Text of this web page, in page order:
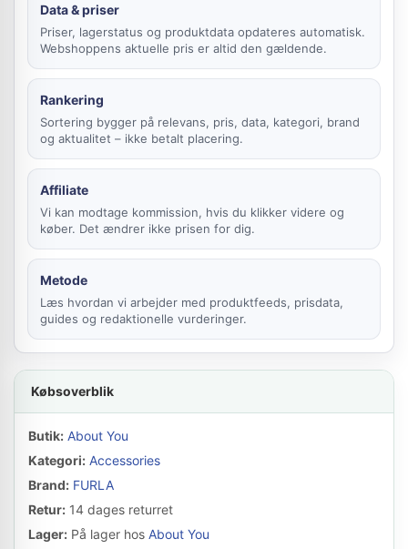
Data & priser
Priser, lagerstatus og produktdata opdateres automatisk.
Webshoppens aktuelle pris er altid den gældende.
Rankering
Sortering bygger på relevans, pris, data, kategori, brand
og aktualitet – ikke betalt placering.
Affiliate
Vi kan modtage kommission, hvis du klikker videre og
køber. Det ændrer ikke prisen for dig.
Metode
Læs hvordan vi arbejder med produktfeeds, prisdata,
guides og redaktionelle vurderinger.
Købsoverblik
Butik: About You
Kategori: Accessories
Brand: FURLA
Retur: 14 dages returret
Lager: På lager hos About You